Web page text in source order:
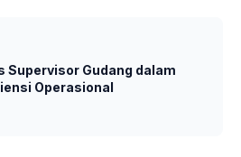
Supervisor Gudang dalam
Operasional